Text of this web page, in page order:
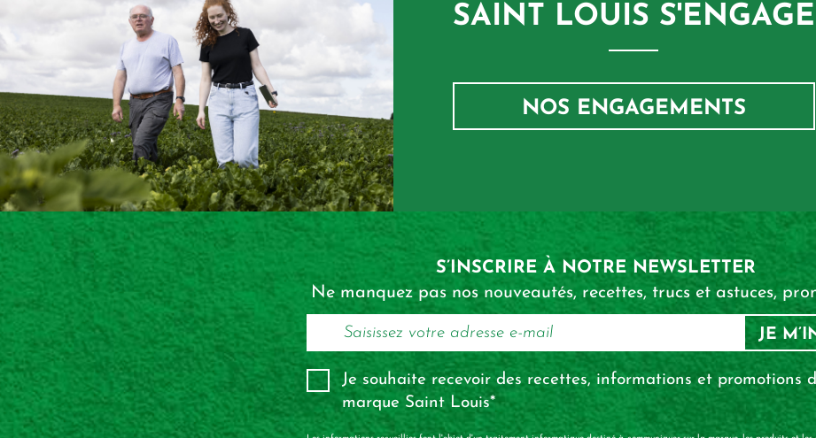
SAINT LOUIS S'ENGAGE
NOS ENGAGEMENTS
S’INSCRIRE À NOTRE NEWSLETTER
Ne manquez pas nos nouveautés, recettes, trucs et astuces,
JE
Je souhaite recevoir des recettes, informations et promotions
marque Saint Louis*